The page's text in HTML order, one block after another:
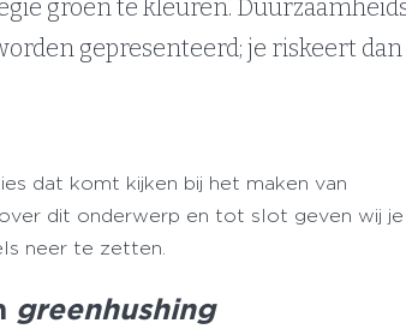
groen te kleuren.
gepresenteerd; je riskeert dan
dat komt kijken bij het maken van
dit onderwerp en tot slot geven wij
neer te zetten.
greenhushing